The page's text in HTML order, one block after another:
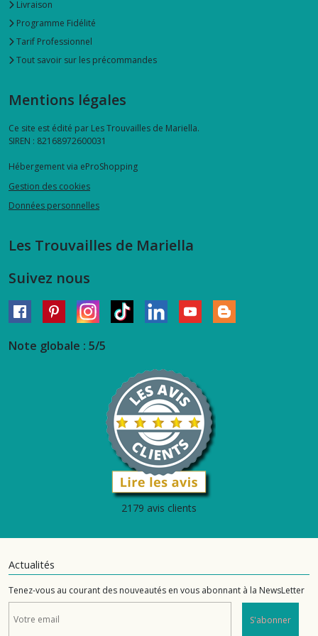
Livraison
Programme Fidélité
Tarif Professionnel
Tout savoir sur les précommandes
Mentions légales
Ce site est édité par Les Trouvailles de Mariella.
SIREN : 82168972600031
Hébergement via eProShopping
Gestion des cookies
Données personnelles
Les Trouvailles de Mariella
Suivez nous
Note globale : 5/5
2179 avis clients
Actualités
Tenez-vous au courant des nouveautés en vous abonnant à la NewsLetter
S'abonner